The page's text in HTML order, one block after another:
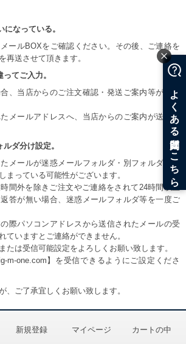
なっている。
ールBOXをご確認ください。その後、ご連絡を
再送させて頂きます。
てご入力。
、当店からのご注文確認・発送ご案内等が届き
メールアドレスへ、当店からのご案内が送信さ
ダ分け設定。
メールが迷惑メールフォルダ・別フォルダ等へ
まっている可能性がございます。
間外を除きご注文やご連絡をされて24時間以上
答が無い場合、迷惑メールフォルダ等を一度ご
際パソコンアドレスから送信されたメールの受
ていますとご連絡ができません。
たは受信可能設定をよろしくお願い致します。
m-one.com】を受信できるようにご設定くださ
、ご了承宜しくお願い致します。
新規登録 マイページ カートの中